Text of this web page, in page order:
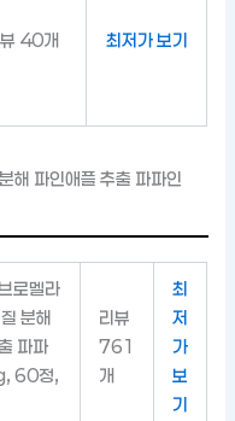
40개 최저가 보기
해 파인애플 추출 파파인
로멜라
분해
파파
60정,
리뷰
761
개
최
저
가
보
기